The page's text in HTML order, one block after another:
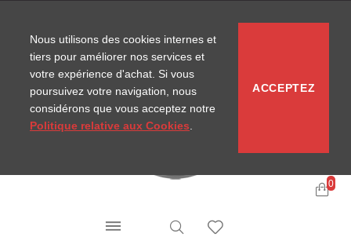
0
Nous utilisons des cookies internes et
tiers pour améliorer nos services et
votre expérience d'achat. Si vous
poursuivez votre navigation, nous
considérons que vous acceptez notre
Politique relative aux Cookies
ACCEPTEZ